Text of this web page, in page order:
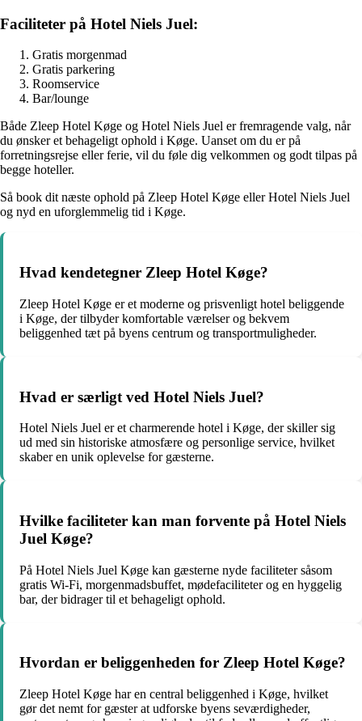
Faciliteter på Hotel Niels Juel:
Gratis morgenmad
Gratis parkering
Roomservice
Bar/lounge
Både Zleep Hotel Køge og Hotel Niels Juel er fremragende valg, når
du ønsker et behageligt ophold i Køge. Uanset om du er på
forretningsrejse eller ferie, vil du føle dig velkommen og godt tilpas på
begge hoteller.
Så book dit næste ophold på Zleep Hotel Køge eller Hotel Niels Juel
og nyd en uforglemmelig tid i Køge.
Hvad kendetegner Zleep Hotel Køge?
Zleep Hotel Køge er et moderne og prisvenligt hotel beliggende
i Køge, der tilbyder komfortable værelser og bekvem
beliggenhed tæt på byens centrum og transportmuligheder.
Hvad er særligt ved Hotel Niels Juel?
Hotel Niels Juel er et charmerende hotel i Køge, der skiller sig
ud med sin historiske atmosfære og personlige service, hvilket
skaber en unik oplevelse for gæsterne.
Hvilke faciliteter kan man forvente på Hotel Niels
Juel Køge?
På Hotel Niels Juel Køge kan gæsterne nyde faciliteter såsom
gratis Wi-Fi, morgenmadsbuffet, mødefaciliteter og en hyggelig
bar, der bidrager til et behageligt ophold.
Hvordan er beliggenheden for Zleep Hotel Køge?
Zleep Hotel Køge har en central beliggenhed i Køge, hvilket
gør det nemt for gæster at udforske byens seværdigheder,